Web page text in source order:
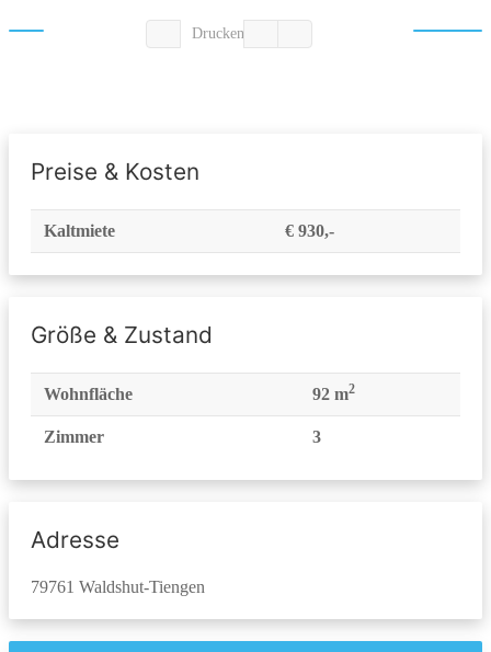
Drucken
Preise & Kosten
Kaltmiete € 930,-
Größe & Zustand
Wohnfläche 92 m2
Zimmer 3
Adresse
79761 Waldshut-Tiengen